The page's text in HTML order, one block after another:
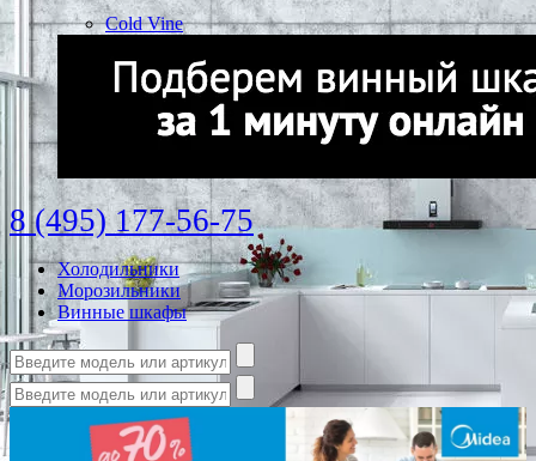
Cold Vine
8 (495) 177-56-75
Холодильники
Морозильники
Винные шкафы